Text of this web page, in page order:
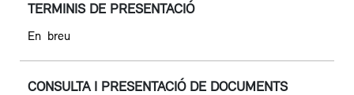
TERMINIS DE PRESENTACIÓ
En breu
CONSULTA I PRESENTACIÓ DE DOCUMENTS